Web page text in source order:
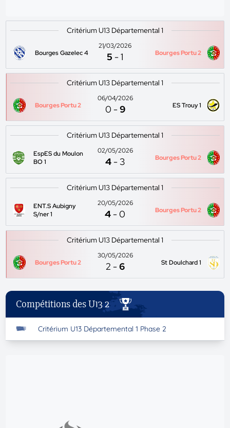
Critérium U13 Départemental 1
Bourges Gazelec 4
21/03/2026
5 -1 Bourges Portu 2
Critérium U13 Départemental 1
Bourges Portu 2
06/04/2026
0 -9 ES Trouy 1
Critérium U13 Départemental 1
EspES du Moulon
BO 1
02/05/2026
4 - 3 Bourges Portu 2
Critérium U13 Départemental 1
ENT.S Aubigny
S/ner 1
20/05/2026
4 -0 Bourges Portu 2
Critérium U13 Départemental 1
Bourges Portu 2
30/05/2026
2 -6 St Doulchard 1
Compétitions des U13 2
Critérium U13 Départemental 1 Phase 2